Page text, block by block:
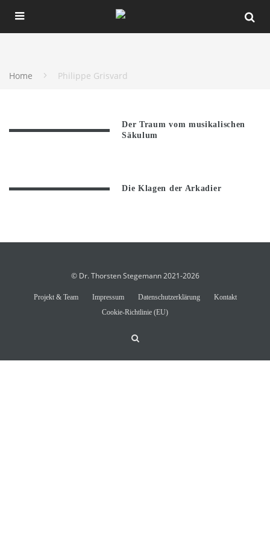
Home Philippe Grisvard
Der Traum vom musikalischen
Säkulum
Die Klagen der Arkadier
© Dr. Thorsten Stegemann 2021-2026
Projekt & Team Impressum Datenschutzerklärung
Kontakt
Cookie-Richtlinie (EU)